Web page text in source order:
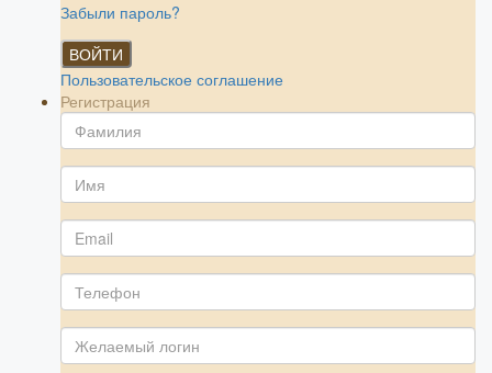
Забыли пароль?
ВОЙТИ
Пользовательское соглашение
Регистрация